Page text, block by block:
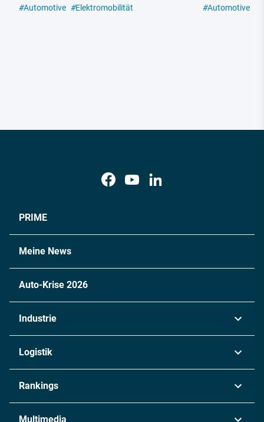
#Automotive #Elektromobilität
#Automotive
PRIME
Meine News
Auto-Krise 2026
Industrie
Chemie
Metall
Logistik
Rankings
Multimedia